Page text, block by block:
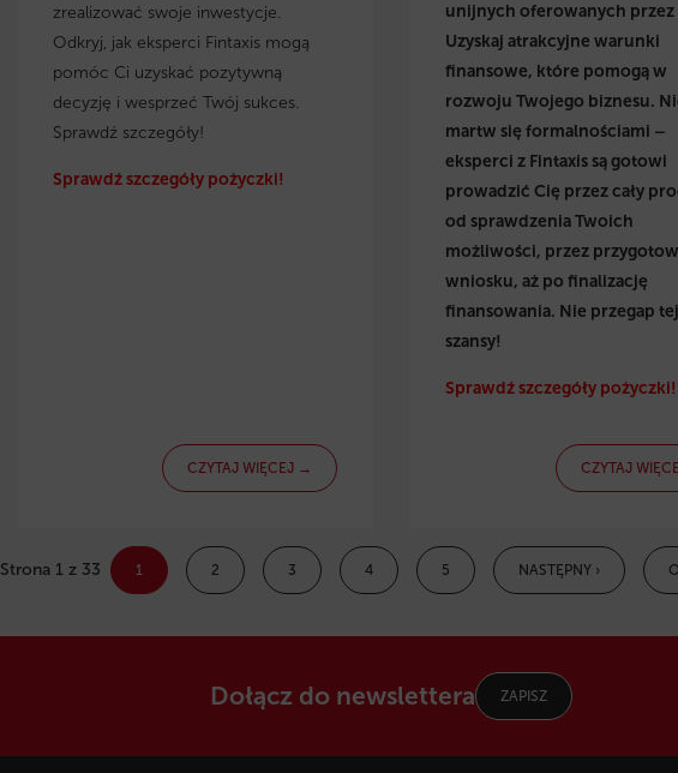
zrealizować swoje inwestycje.
Odkryj, jak eksperci Fintaxis mogą
pomóc Ci uzyskać pozytywną
decyzję i wesprzeć Twój sukces.
Sprawdź szczegóły!
Sprawdź szczegóły pożyczki!
CZYTAJ WIĘCEJ →
unijnych oferowanych przez
Uzyskaj atrakcyjne warunki
finansowe, które pomogą w
rozwoju Twojego biznesu.
martw się formalnościami –
eksperci z Fintaxis są gotowi
prowadzić Cię przez cały
od sprawdzenia Twoich
możliwości, przez
wniosku, aż po finalizację
finansowania. Nie przegap tej
szansy!
Sprawdź szczegóły pożyczki!
CZYTAJ
Strona 1 z 33 1 2 3 4 5 NASTĘPNY ›
Dołącz do newslettera ZAPISZ